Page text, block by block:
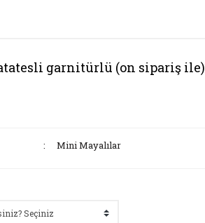
garnitürlü (on sipariş ile)
Mini Mayalılar